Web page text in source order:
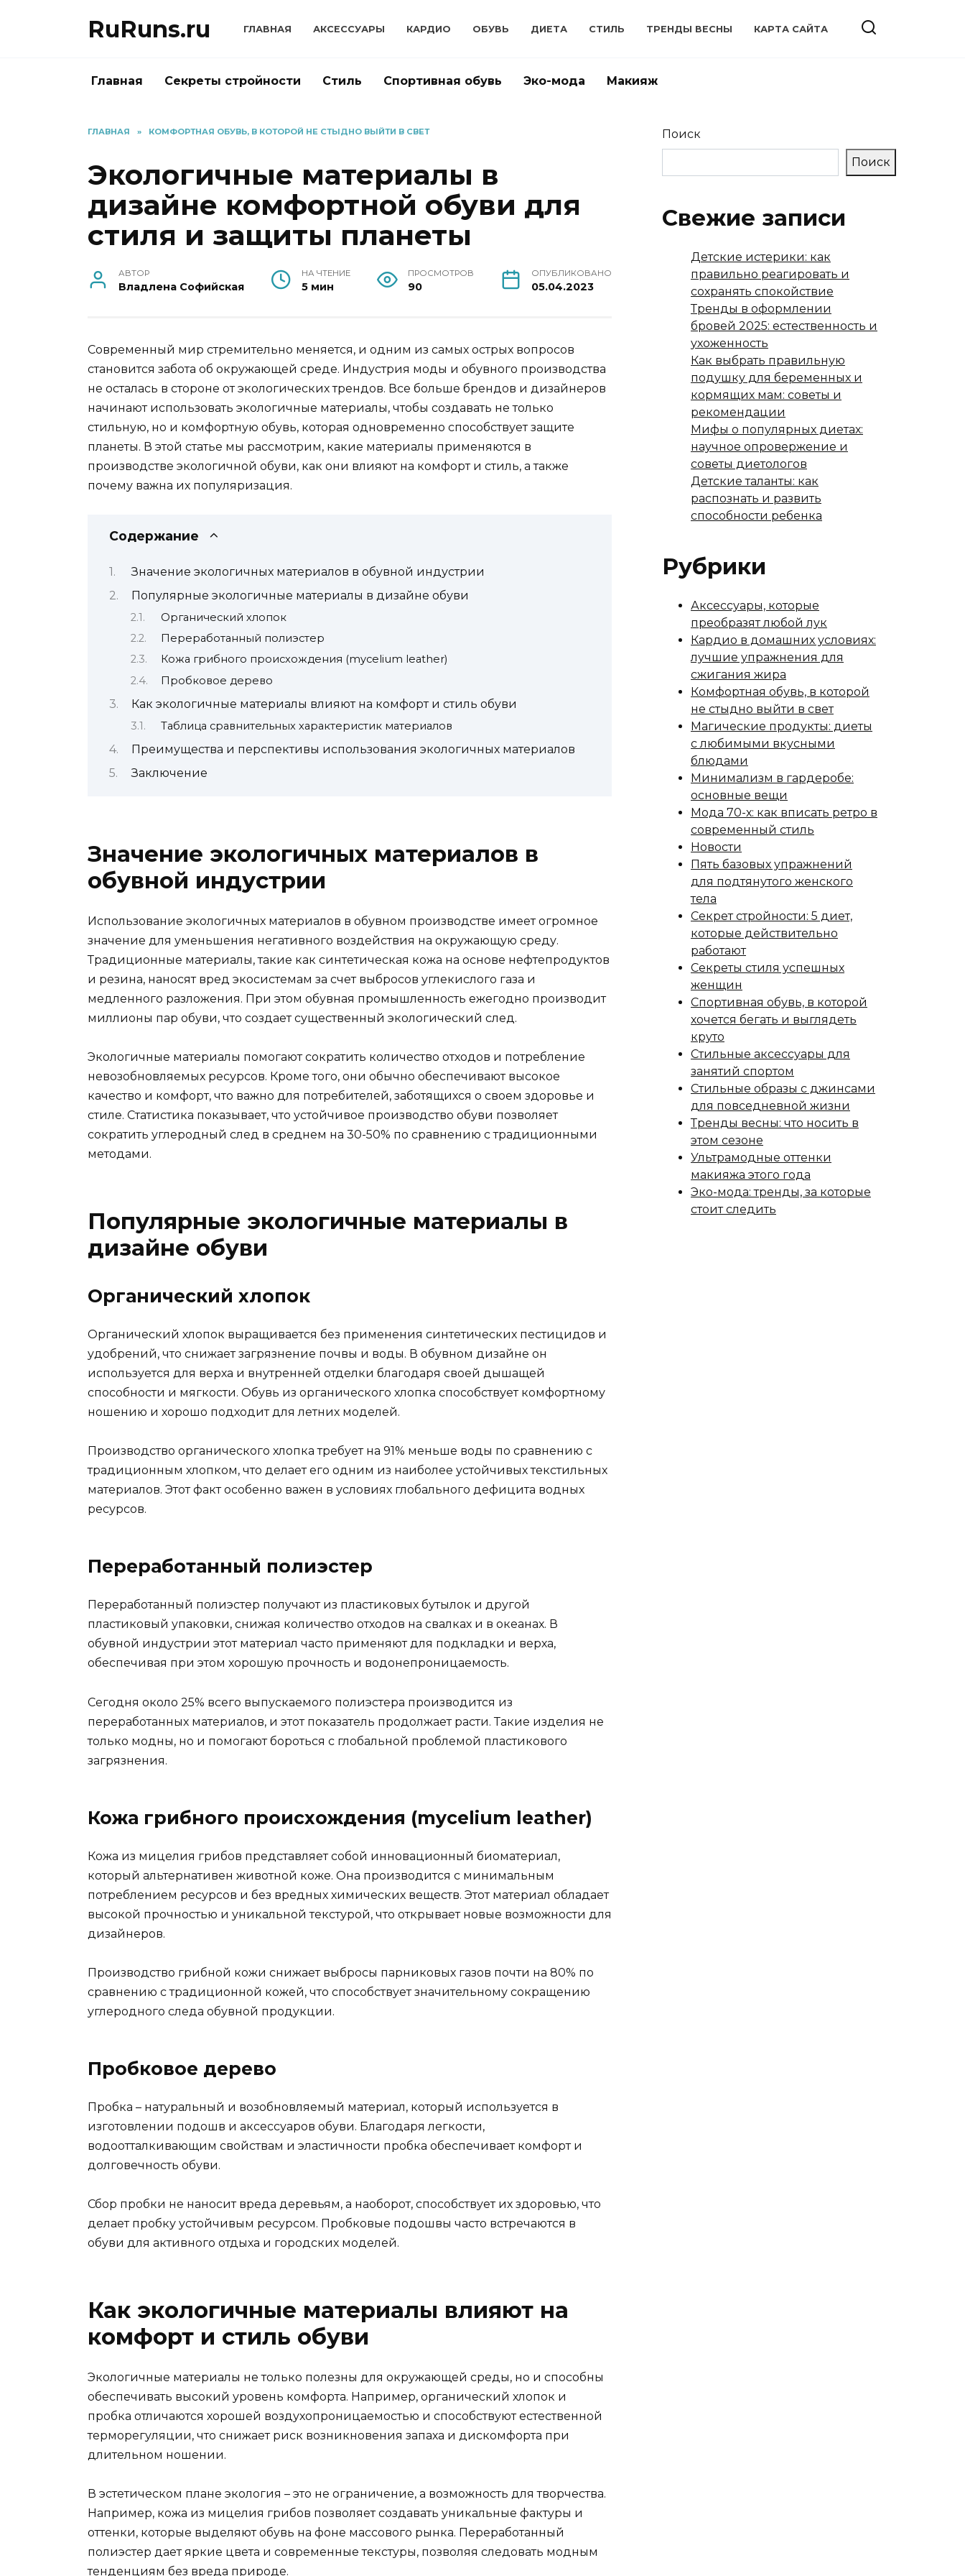
RuRuns.ru ГЛАВНАЯ АКСЕССУАРЫ КАРДИО ОБУВЬ ДИЕТА СТИЛЬ ТРЕНДЫ ВЕСНЫ КАРТА САЙТА
Главная Секреты стройности Стиль Спортивная обувь Эко-мода Макияж
ГЛАВНАЯ » КОМФОРТНАЯ ОБУВЬ, В КОТОРОЙ НЕ СТЫДНО ВЫЙТИ В СВЕТ
Экологичные материалы в
дизайне комфортной обуви для
стиля и защиты планеты
АВТОР
Владлена Софийская
НА ЧТЕНИЕ
5 мин
ПРОСМОТРОВ
90
ОПУБЛИКОВАНО
05.04.2023
Современный мир стремительно меняется, и одним из самых острых вопросов
становится забота об окружающей среде. Индустрия моды и обувного производства
не осталась в стороне от экологических трендов. Все больше брендов и дизайнеров
начинают использовать экологичные материалы, чтобы создавать не только
стильную, но и комфортную обувь, которая одновременно способствует защите
планеты. В этой статье мы рассмотрим, какие материалы применяются в
производстве экологичной обуви, как они влияют на комфорт и стиль, а также
почему важна их популяризация.
Содержание
Значение экологичных материалов в обувной индустрии
Популярные экологичные материалы в дизайне обуви
Органический хлопок
Переработанный полиэстер
Кожа грибного происхождения (mycelium leather)
Пробковое дерево
Как экологичные материалы влияют на комфорт и стиль обуви
Таблица сравнительных характеристик материалов
Преимущества и перспективы использования экологичных материалов
Заключение
Значение экологичных материалов в
обувной индустрии
Использование экологичных материалов в обувном производстве имеет огромное
значение для уменьшения негативного воздействия на окружающую среду.
Традиционные материалы, такие как синтетическая кожа на основе нефтепродуктов
и резина, наносят вред экосистемам за счет выбросов углекислого газа и
медленного разложения. При этом обувная промышленность ежегодно производит
миллионы пар обуви, что создает существенный экологический след.
Экологичные материалы помогают сократить количество отходов и потребление
невозобновляемых ресурсов. Кроме того, они обычно обеспечивают высокое
качество и комфорт, что важно для потребителей, заботящихся о своем здоровье и
стиле. Статистика показывает, что устойчивое производство обуви позволяет
сократить углеродный след в среднем на 30-50% по сравнению с традиционными
методами.
Популярные экологичные материалы в
дизайне обуви
Органический хлопок
Органический хлопок выращивается без применения синтетических пестицидов и
удобрений, что снижает загрязнение почвы и воды. В обувном дизайне он
используется для верха и внутренней отделки благодаря своей дышащей
способности и мягкости. Обувь из органического хлопка способствует комфортному
ношению и хорошо подходит для летних моделей.
Производство органического хлопка требует на 91% меньше воды по сравнению с
традиционным хлопком, что делает его одним из наиболее устойчивых текстильных
материалов. Этот факт особенно важен в условиях глобального дефицита водных
ресурсов.
Переработанный полиэстер
Переработанный полиэстер получают из пластиковых бутылок и другой
пластиковый упаковки, снижая количество отходов на свалках и в океанах. В
обувной индустрии этот материал часто применяют для подкладки и верха,
обеспечивая при этом хорошую прочность и водонепроницаемость.
Сегодня около 25% всего выпускаемого полиэстера производится из
переработанных материалов, и этот показатель продолжает расти. Такие изделия не
только модны, но и помогают бороться с глобальной проблемой пластикового
загрязнения.
Кожа грибного происхождения (mycelium leather)
Кожа из мицелия грибов представляет собой инновационный биоматериал,
который альтернативен животной коже. Она производится с минимальным
потреблением ресурсов и без вредных химических веществ. Этот материал обладает
высокой прочностью и уникальной текстурой, что открывает новые возможности для
дизайнеров.
Производство грибной кожи снижает выбросы парниковых газов почти на 80% по
сравнению с традиционной кожей, что способствует значительному сокращению
углеродного следа обувной продукции.
Пробковое дерево
Пробка – натуральный и возобновляемый материал, который используется в
изготовлении подошв и аксессуаров обуви. Благодаря легкости,
водоотталкивающим свойствам и эластичности пробка обеспечивает комфорт и
долговечность обуви.
Сбор пробки не наносит вреда деревьям, а наоборот, способствует их здоровью, что
делает пробку устойчивым ресурсом. Пробковые подошвы часто встречаются в
обуви для активного отдыха и городских моделей.
Как экологичные материалы влияют на
комфорт и стиль обуви
Экологичные материалы не только полезны для окружающей среды, но и способны
обеспечивать высокий уровень комфорта. Например, органический хлопок и
пробка отличаются хорошей воздухопроницаемостью и способствуют естественной
терморегуляции, что снижает риск возникновения запаха и дискомфорта при
длительном ношении.
В эстетическом плане экология – это не ограничение, а возможность для творчества.
Например, кожа из мицелия грибов позволяет создавать уникальные фактуры и
оттенки, которые выделяют обувь на фоне массового рынка. Переработанный
полиэстер дает яркие цвета и современные текстуры, позволяя следовать модным
тенденциям без вреда природе.
Поиск
Поиск
Свежие записи
Детские истерики: как
правильно реагировать и
сохранять спокойствие
Тренды в оформлении
бровей 2025: естественность и
ухоженность
Как выбрать правильную
подушку для беременных и
кормящих мам: советы и
рекомендации
Мифы о популярных диетах:
научное опровержение и
советы диетологов
Детские таланты: как
распознать и развить
способности ребенка
Рубрики
Аксессуары, которые
преобразят любой лук
Кардио в домашних условиях:
лучшие упражнения для
сжигания жира
Комфортная обувь, в которой
не стыдно выйти в свет
Магические продукты: диеты
с любимыми вкусными
блюдами
Минимализм в гардеробе:
основные вещи
Мода 70-х: как вписать ретро в
современный стиль
Новости
Пять базовых упражнений
для подтянутого женского
тела
Секрет стройности: 5 диет,
которые действительно
работают
Секреты стиля успешных
женщин
Спортивная обувь, в которой
хочется бегать и выглядеть
круто
Стильные аксессуары для
занятий спортом
Стильные образы с джинсами
для повседневной жизни
Тренды весны: что носить в
этом сезоне
Ультрамодные оттенки
макияжа этого года
Эко-мода: тренды, за которые
стоит следить